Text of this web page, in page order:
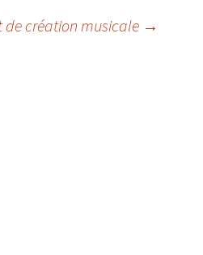
de création musicale →